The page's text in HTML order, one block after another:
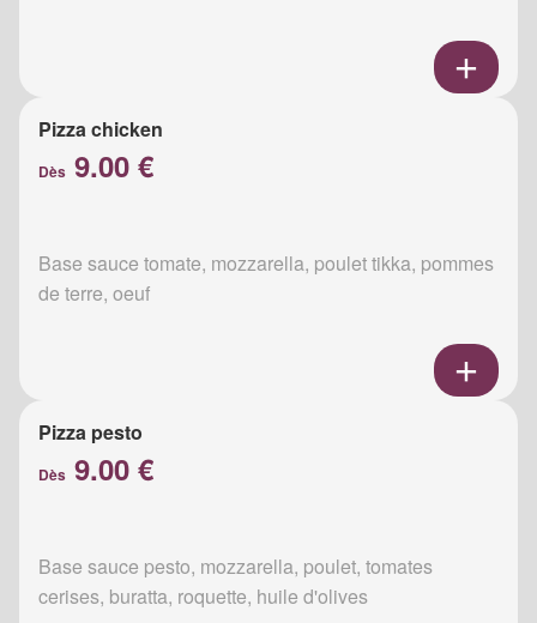
Pizza chicken
Dès 9.00 €
Base sauce tomate, mozzarella, poulet tikka, pommes
de terre, oeuf
Pizza pesto
Dès 9.00 €
Base sauce pesto, mozzarella, poulet, tomates
cerises, buratta, roquette, huile d'olives